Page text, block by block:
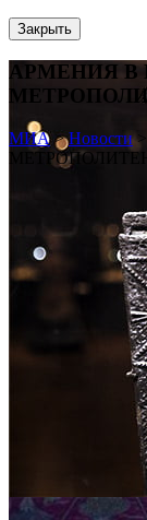
Закрыть
АРМЕНИЯ В
МИА>Новости>
МЕТРОПОЛИТЕН